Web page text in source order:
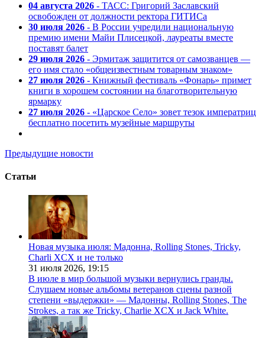
04 августа 2026 - ТАСС: Григорий Заславский
освобожден от должности ректора ГИТИСа
30 июля 2026 - В России учредили национальную
премию имени Майи Плисецкой, лауреаты вместе
поставят балет
29 июля 2026 - Эрмитаж защитится от самозванцев —
его имя стало «общеизвестным товарным знаком»
27 июля 2026 - Книжный фестиваль «Фонарь» примет
книги в хорошем состоянии на благотворительную
ярмарку
27 июля 2026 - «Царское Село» зовет тезок императриц
бесплатно посетить музейные маршруты
Предыдущие новости
Статьи
Новая музыка июля: Мадонна, Rolling Stones, Tricky,
Charli XCX и не только
31 июля 2026, 19:15
В июле в мир большой музыки вернулись гранды.
Слушаем новые альбомы ветеранов сцены разной
степени «выдержки» — Мадонны, Rolling Stones, The
Strokes, а так же Tricky, Charlie XCX и Jack White.